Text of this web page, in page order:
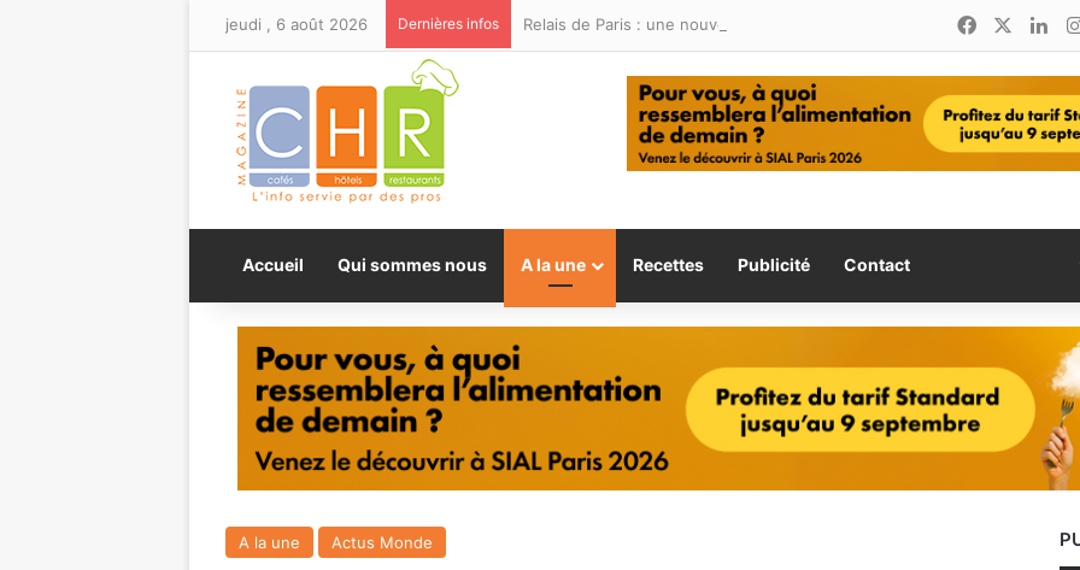
jeudi , 6 août 2026 Dernières infos Facebook
Accueil Qui sommes nous A la une Recettes Publicité Contact
A la une Actus Monde